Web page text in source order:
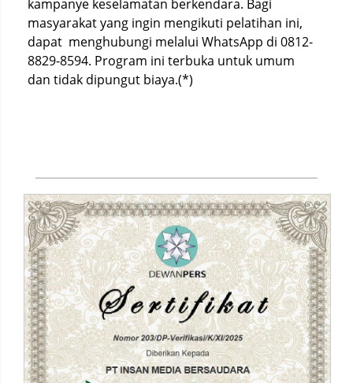
kampanye keselamatan berkendara. Bagi
masyarakat yang ingin mengikuti pelatihan ini,
dapat menghubungi melalui WhatsApp di 0812-
8829-8594. Program ini terbuka untuk umum
dan tidak dipungut biaya.(*)